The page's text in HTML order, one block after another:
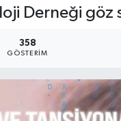
Derneği göz
358
GÖSTERIM